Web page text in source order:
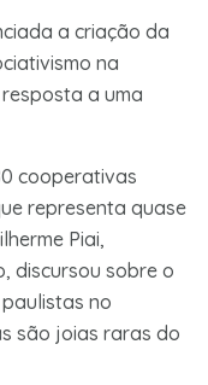
a criação da
na
a uma
cooperativas
representa quase
Piai,
discursou sobre o
no
são joias raras do